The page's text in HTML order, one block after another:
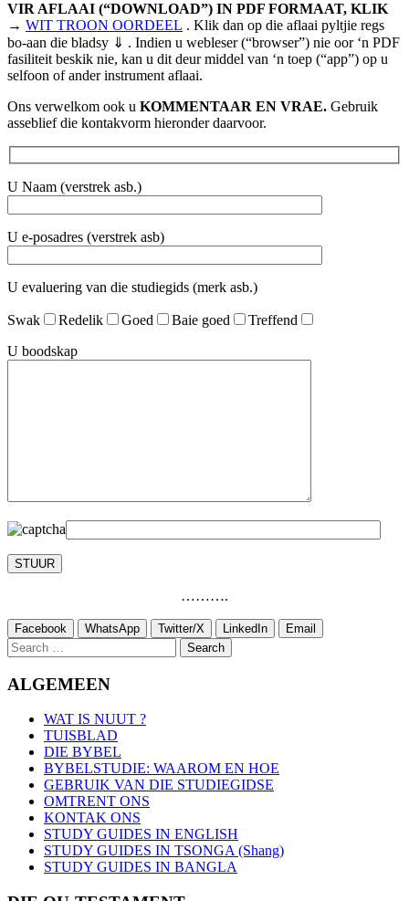
VIR AFLAAI (“DOWNLOAD”) IN PDF FORMAAT, KLIK
→ WIT TROON OORDEEL . Klik dan op die aflaai pyltjie regs
bo-aan die bladsy ⇓ . Indien u webleser (“browser”) nie oor ‘n PDF
fasiliteit beskik nie, kan u dit deur middel van ‘n toep (“app”) op u
selfoon of ander instrument aflaai.
Ons verwelkom ook u KOMMENTAAR EN VRAE. Gebruik
asseblief die kontakvorm hieronder daarvoor.
U Naam (verstrek asb.)
U e-posadres (verstrek asb)
U evaluering van die studiegids (merk asb.)
Swak Redelik Goed Baie goed
Treffend
U boodskap
……….
Facebook WhatsApp Twitter/X LinkedIn Email
Search
for:
ALGEMEEN
WAT IS NUUT ?
TUISBLAD
DIE BYBEL
BYBELSTUDIE: WAAROM EN HOE
GEBRUIK VAN DIE STUDIEGIDSE
OMTRENT ONS
KONTAK ONS
STUDY GUIDES IN ENGLISH
STUDY GUIDES IN TSONGA (Shang)
STUDY GUIDES IN BANGLA